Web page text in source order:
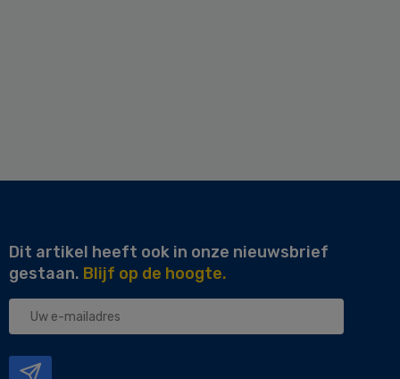
Dit artikel heeft ook in onze nieuwsbrief
gestaan. Blijf op de hoogte.
Uw